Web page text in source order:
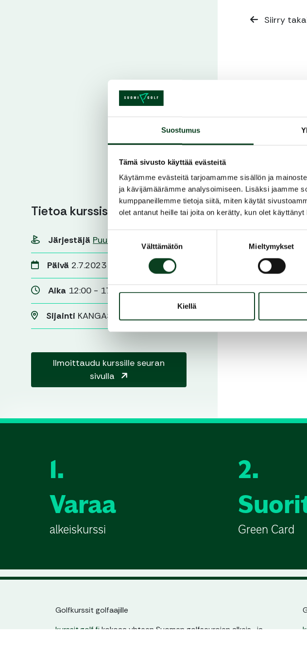
Suostumus
Tämä sivusto käyttää evästeitä
Käytämme evästeitä tarjoamamme sisällön ja
ja kävijämäärämme analysoimiseen. Lisäksi jaamme
kumppaneillemme tietoja siitä, miten käytät
olet antanut heille tai joita on kerätty, kun olet käyttänyt
valinta
Välttämätön Mieltymykset
Kiellä
Tietoa kurssista
Järjestäjä Puula Golf
Päivä 2.7.2023
Aika 12:00 - 17:00
Sijainti KANGASNIEMI
Ilmoittaudu kurssille seuran
sivulla
Siirry
1.
Varaa
alkeiskurssi
2.
Green Card
Golfkurssit golfaajille
kurssit.golf.fikokoaa yhteen Suomen golfseurojen alkeis- ja